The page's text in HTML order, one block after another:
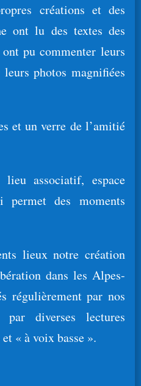
créations et des
ont lu des textes des
ont pu commenter leurs
photos magnifiées
et un verre de l’amitié
associatif, espace
permet des moments
lieux notre création
dans les Alpes-
régulièrement par nos
diverses lectures
« à voix basse ».